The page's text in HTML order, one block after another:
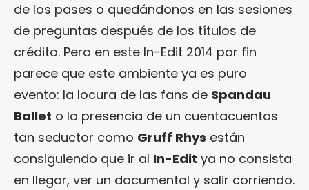
de los pases o quedándonos en las sesiones
de preguntas después de los títulos de
crédito. Pero en este In-Edit 2014 por fin
parece que este ambiente ya es puro
evento: la locura de las fans de Spandau
Ballet o la presencia de un cuentacuentos
tan seductor como Gruff Rhys están
consiguiendo que ir al In-Edit ya no consista
en llegar, ver un documental y salir corriendo.